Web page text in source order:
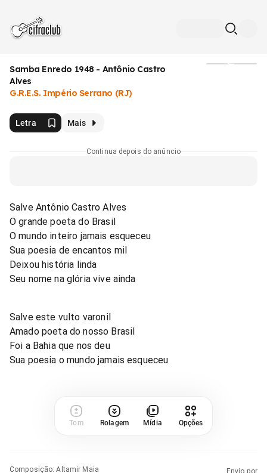
Samba Enredo 1948 - Antônio Castro
Alves
G.R.E.S. Império Serrano (RJ)
Letra Mais
Continua depois do anúncio
Salve Antônio Castro Alves
O grande poeta do Brasil
O mundo inteiro jamais esqueceu
Sua poesia de encantos mil
Deixou história linda
Seu nome na glória vive ainda
Salve este vulto varonil
Amado poeta do nosso Brasil
Foi a Bahia que nos deu
Sua poesia o mundo jamais esqueceu
Tom Rolagem Mídia Opções
Composição:Altamir Maia
Envio por